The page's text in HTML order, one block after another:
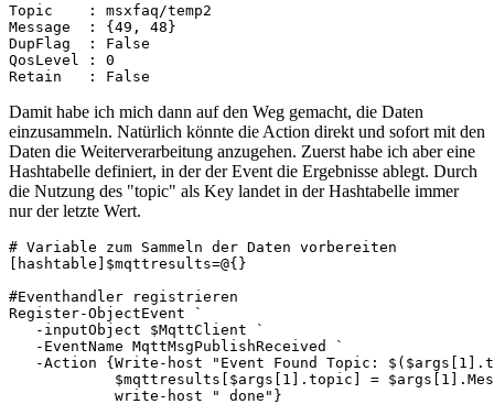
Topic    : msxfaq/temp2
Message  : {49, 48}
DupFlag  : False
QosLevel : 0
Retain   : False
Damit habe ich mich dann auf den Weg gemacht, die Daten
einzusammeln. Natürlich könnte die Action direkt und sofort mit den
Daten die Weiterverarbeitung anzugehen. Zuerst habe ich aber eine
Hashtabelle definiert, in der der Event die Ergebnisse ablegt. Durch
die Nutzung des "topic" als Key landet in der Hashtabelle immer
nur der letzte Wert.
# Variable zum Sammeln der Daten vorbereiten
[hashtable]$mqttresults=@{}
#Eventhandler registrieren
Register-ObjectEvent `
   -inputObject $MqttClient `
   -EventName MqttMsgPublishReceived `
-Action {Write-host "Event Found Topic:
$mqttresults[$args[1].topic] =
            write-host " done"}